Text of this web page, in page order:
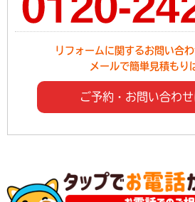
リフォームに関するお問い合わ
メールで簡単見積もり
ご予約・お問い合わ